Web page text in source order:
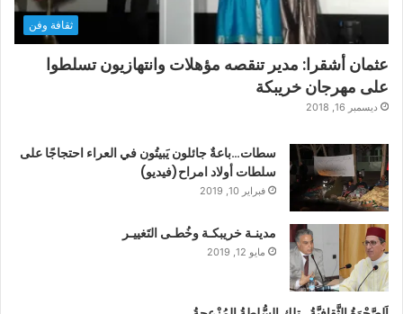
ثقافة وفن
عثمان أشقرا: مدير تنقصه مؤهلات وانتهازيون تسلطوا
على مهرجان خريبكة
ديسمبر 16, 2018
سطات…باعةٌ جائلون يَبيتُون في العراء احتجاجًا على
سلطات أولاد امراح(فيديو)
فبراير 10, 2019
مدينـة خريبكـة وخُطـى التَغييـر
مايو 12, 2019